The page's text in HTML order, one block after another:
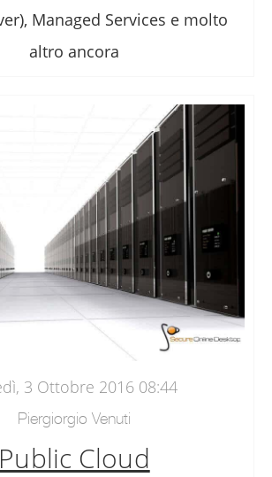
Managed Services e molto
altro ancora
3 Ottobre 2016 08:44
Piergiorgio Venuti
Public Cloud